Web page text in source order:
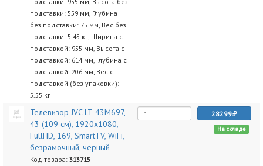
подставки: 559 мм, Глубина
без подставки: 75 мм, Вес без
подставки: 5.45 кг, Ширина с
подставкой: 955 мм, Высота с
подставкой: 614 мм, Глубина с
подставкой: 206 мм, Вес с
подставкой (без упаковки):
5.55 кг
Телевизор JVC LT-43M697,
43 (109 см), 1920x1080,
FullHD, 169, SmartTV, WiFi,
безрамочный, черный
Код товара: 313715
28299
На складе